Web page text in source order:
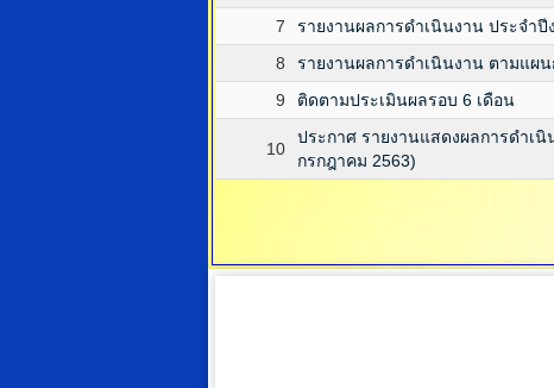
7 รายงานผลการดำเนินงาน ประจำ
8
รายงานผลการดำเนินงาน ตามแผ
9
ติดตามประเมินผลรอบ 6 เดือน
10
ประกาศ รายงานแสดงผลการดำเ
กรกฎาคม 2563)